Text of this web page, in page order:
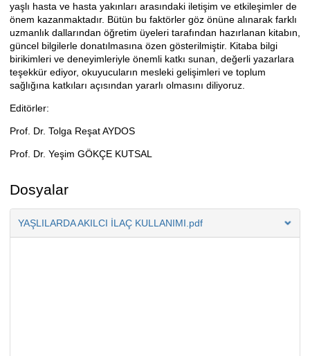
yaşlı hasta ve hasta yakınları arasındaki iletişim ve etkileşimler de
önem kazanmaktadır. Bütün bu faktörler göz önüne alınarak farklı
uzmanlık dallarından öğretim üyeleri tarafından hazırlanan kitabın,
güncel bilgilerle donatılmasına özen gösterilmiştir. Kitaba bilgi
birikimleri ve deneyimleriyle önemli katkı sunan, değerli yazarlara
teşekkür ediyor, okuyucuların mesleki gelişimleri ve toplum
sağlığına katkıları açısından yararlı olmasını diliyoruz.
Editörler:
Prof. Dr. Tolga Reşat AYDOS
Prof. Dr. Yeşim GÖKÇE KUTSAL
Dosyalar
YAŞLILARDA AKILCI İLAÇ KULLANIMI.pdf